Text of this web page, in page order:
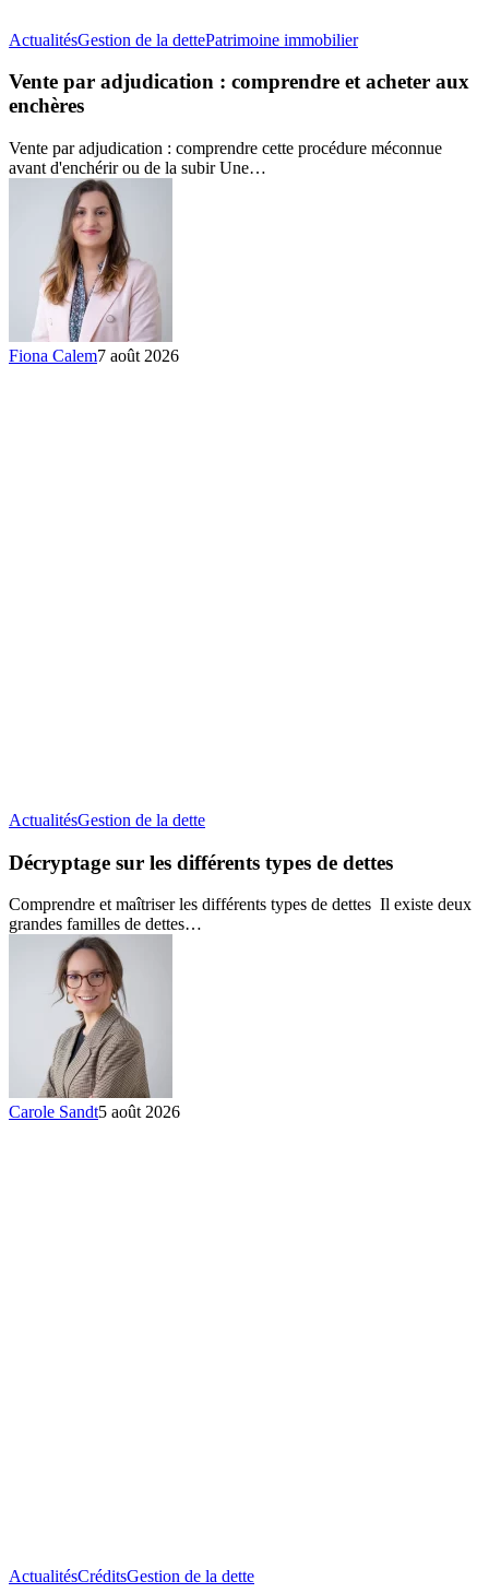
ActualitésGestion de la dettePatrimoine immobilierVente
adjudication
acheter
Vente par adjudication : comprendre et acheter aux
enchères
Vente par adjudication : comprendre cette procédure méconnue
avant d'enchérir ou de la subir Une…
Fiona Calem7 août 2026
ActualitésGestion de la detteDécryptage
les
types
Décryptage sur les différents types de dettes
Comprendre et maîtriser les différents types de dettes Il existe deux
grandes familles de dettes…
Carole Sandt5 août 2026
ActualitésCréditsGestion de la detteCrédit